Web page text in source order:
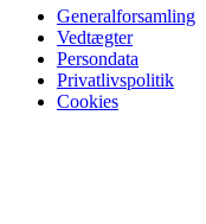
Generalforsamling
Vedtægter
Persondata
Privatlivspolitik
Cookies